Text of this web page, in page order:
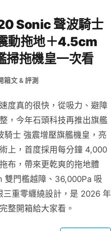
Sonic 聲波騎士
動拖地＋4.5cm
拖機皇一次看
箱文 & 評測
度真的很快，從吸力、避障
，今年石頭科技再推出旗艦
士 強震增壓旗艦機皇，亮
上，首度採用每分鐘 4,000
布，帶來更乾爽的拖地體
門檻越障、36,000Pa 吸
三重零纏繞設計，是 2026 年
整開箱給大家看。